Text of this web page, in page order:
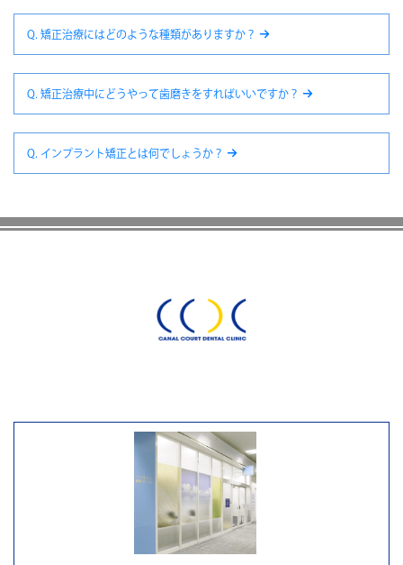
Q. 矯正治療にはどのような種類がありますか？
Q. 矯正治療中にどうやって歯磨きをすればいいですか？
Q. インプラント矯正とは何でしょうか？